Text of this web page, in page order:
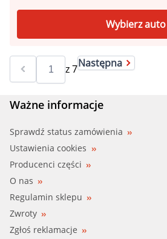
Wybierz auto
z7Następna
Ważne informacje
Sprawdź status zamówienia
Ustawienia cookies
Producenci części
O nas
Regulamin sklepu
Zwroty
Zgłoś reklamacje